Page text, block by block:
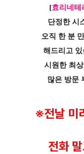
[효리네테
단정한 시
오직 한 분
해드리고
시원한 최
많은 방문
※전날 미
전화